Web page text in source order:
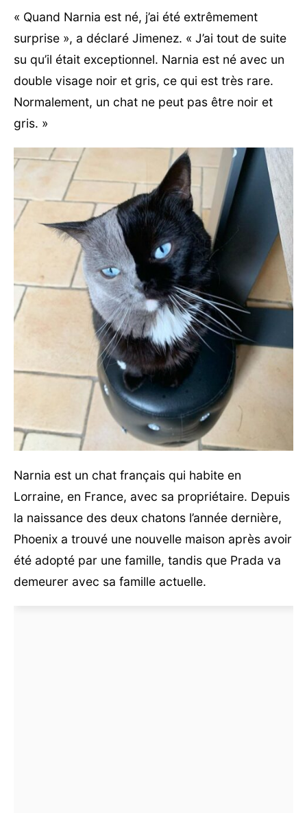
« Quand Narnia est né, j’ai été extrêmement
surprise », a déclaré Jimenez. « J’ai tout de suite
su qu’il était exceptionnel. Narnia est né avec un
double visage noir et gris, ce qui est très rare.
Normalement, un chat ne peut pas être noir et
gris. »
Narnia est un chat français qui habite en
Lorraine, en France, avec sa propriétaire. Depuis
la naissance des deux chatons l’année dernière,
Phoenix a trouvé une nouvelle maison après avoir
été adopté par une famille, tandis que Prada va
demeurer avec sa famille actuelle.